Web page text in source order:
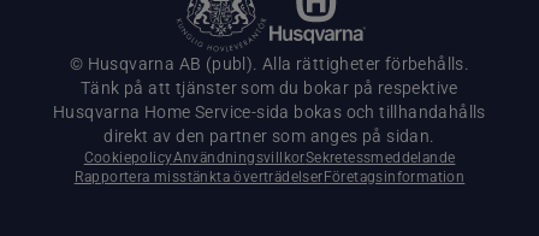
© Husqvarna AB (publ). Alla rättigheter förbehålls.
Tänk på att tjänster som du bokar på respektive
Husqvarna Home Service-sida bokas och tillhandahålls
direkt av den partner som anges på sidan.
CookiepolicyAnvändningsvillkorSekretessmeddelande
Rapportera misstänkta överträdelser Företagsinformation